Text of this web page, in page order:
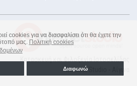
cookies για να διασφαλίσει ότι θα έχετε την
μας. Πολιτική cookies
Διαφωνώ
Internet Studio - Αίγινα